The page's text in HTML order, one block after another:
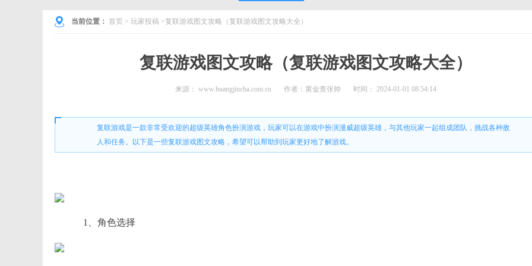
当前位置： 首页 > 玩家投稿 >复联游戏图文攻略（复联游戏图文攻略大全）
复联游戏图文攻略（复联游戏图文攻略大全）
来源： www.huangjincha.com.cn 作者：黄金查张帅 时间： 2024-01-01 08:54:14
复联游戏是一款非常受欢迎的超级英雄角色扮演游戏，玩家可以在游戏中扮演漫威超级英雄，与其他玩家一起组成团队，挑战各种敌
人和任务。以下是一些复联游戏图文攻略，希望可以帮助到玩家更好地了解游戏。
1、角色选择